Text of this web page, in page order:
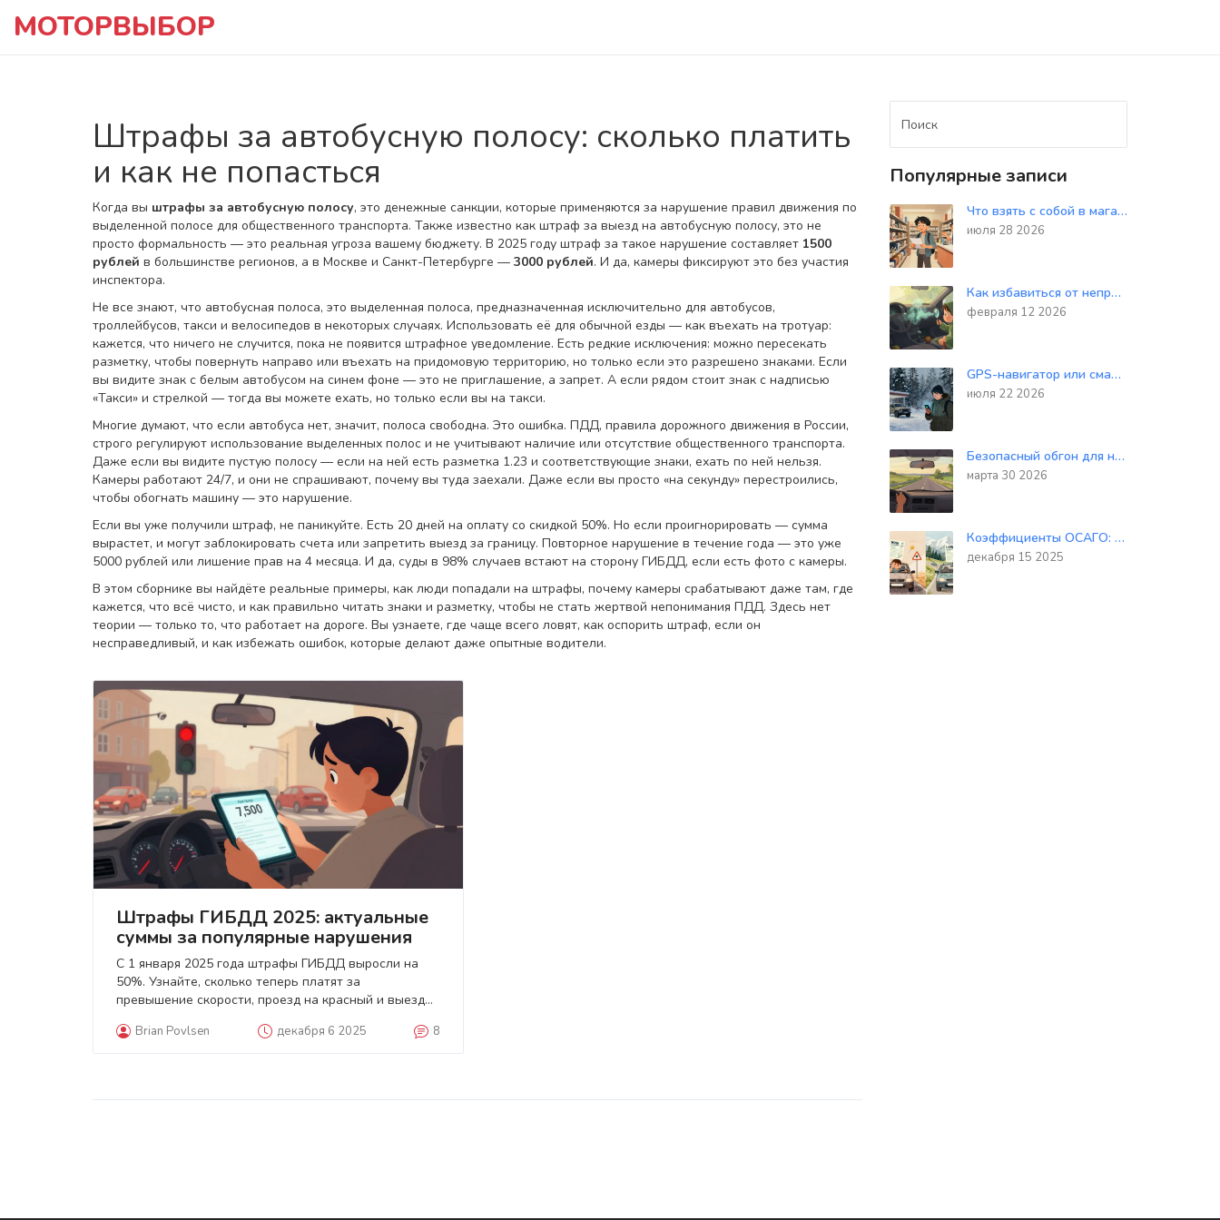
МОТОРВЫБОР
Штрафы за автобусную полосу: сколько платить
и как не попасться
Когда вы штрафы за автобусную полосу, это денежные санкции, которые применяются за нарушение правил движения по
выделенной полосе для общественного транспорта. Также известно как штраф за выезд на автобусную полосу, это не
просто формальность — это реальная угроза вашему бюджету. В 2025 году штраф за такое нарушение составляет 1500
рублей в большинстве регионов, а в Москве и Санкт-Петербурге — 3000 рублей. И да, камеры фиксируют это без участия
инспектора.
Не все знают, что автобусная полоса, это выделенная полоса, предназначенная исключительно для автобусов,
троллейбусов, такси и велосипедов в некоторых случаях. Использовать её для обычной езды — как въехать на тротуар:
кажется, что ничего не случится, пока не появится штрафное уведомление. Есть редкие исключения: можно пересекать
разметку, чтобы повернуть направо или въехать на придомовую территорию, но только если это разрешено знаками. Если
вы видите знак с белым автобусом на синем фоне — это не приглашение, а запрет. А если рядом стоит знак с надписью
«Такси» и стрелкой — тогда вы можете ехать, но только если вы на такси.
Многие думают, что если автобуса нет, значит, полоса свободна. Это ошибка. ПДД, правила дорожного движения в России,
строго регулируют использование выделенных полос и не учитывают наличие или отсутствие общественного транспорта.
Даже если вы видите пустую полосу — если на ней есть разметка 1.23 и соответствующие знаки, ехать по ней нельзя.
Камеры работают 24/7, и они не спрашивают, почему вы туда заехали. Даже если вы просто «на секунду» перестроились,
чтобы обогнать машину — это нарушение.
Если вы уже получили штраф, не паникуйте. Есть 20 дней на оплату со скидкой 50%. Но если проигнорировать — сумма
вырастет, и могут заблокировать счета или запретить выезд за границу. Повторное нарушение в течение года — это уже
5000 рублей или лишение прав на 4 месяца. И да, суды в 98% случаев встают на сторону ГИБДД, если есть фото с камеры.
В этом сборнике вы найдёте реальные примеры, как люди попадали на штрафы, почему камеры срабатывают даже там, где
кажется, что всё чисто, и как правильно читать знаки и разметку, чтобы не стать жертвой непонимания ПДД. Здесь нет
теории — только то, что работает на дороге. Вы узнаете, где чаще всего ловят, как оспорить штраф, если он
несправедливый, и как избежать ошибок, которые делают даже опытные водители.
Штрафы ГИБДД 2025: актуальные
суммы за популярные нарушения
С 1 января 2025 года штрафы ГИБДД выросли на
50%. Узнайте, сколько теперь платят за
превышение скорости, проезд на красный и выезд
лишних трат.
Brian Povlsen декабря 6 2025 8
Популярные записи
Что взять с собой в магазин автозапчастей: полный список данных об автомобиле
июля 28 2026
Как избавиться от неприятных запахов в салоне автомобиля: проверенные методы и советы
февраля 12 2026
GPS-навигатор или смартфон: что выбрать для дальних поездок в 2026 году
июля 22 2026
Безопасный обгон для начинающих водителей: правила, дистанция и тайминг
марта 30 2026
Коэффициенты ОСАГО: как регион, стаж и мощность двигателя влияют на стоимость полиса в 2025 году
декабря 15 2025